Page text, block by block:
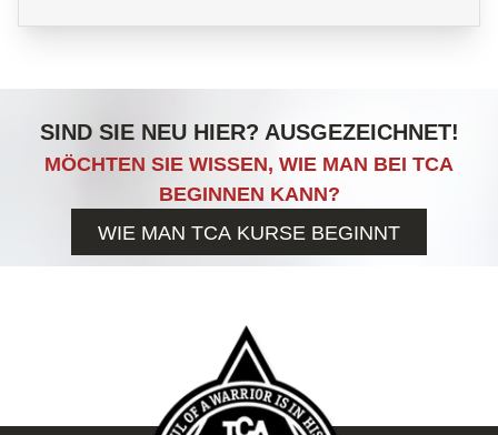
SIND SIE NEU HIER? AUSGEZEICHNET!
MÖCHTEN SIE WISSEN, WIE MAN BEI TCA
BEGINNEN KANN?
WIE MAN TCA KURSE BEGINNT